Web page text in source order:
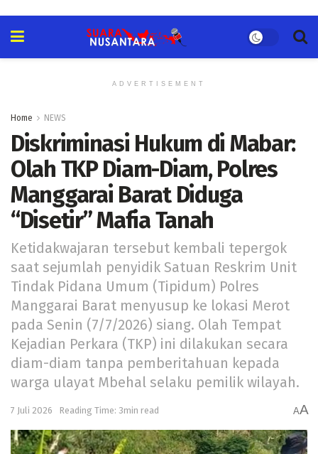
ADVERTISEMENT
Home NEWS
Diskriminasi Hukum di Mabar:
Olah TKP Diam-Diam, Polres
Manggarai Barat Diduga
“Disetir” Mafia Tanah
Ketidakwajaran tersebut kembali tepergok
saat sejumlah penyidik Satuan Reskrim Unit
Tindak Pidana Umum (Tipidum) Polres
Manggarai Barat menyusup ke lokasi Merot
pada Senin (7/7/2026) siang. Olah Tempat
Kejadian Perkara (TKP) ini dilakukan secara
diam-diam tanpa pemberitahuan kepada
warga ulayat Mbehal selaku pemilik wilayah.
7 Juli 2026 Reading Time: 3min read AA